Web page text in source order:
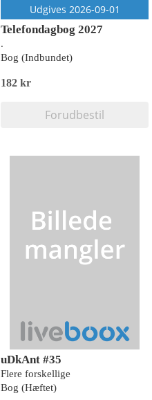
Udgives 2026-09-01
Telefondagbog 2027
.
Bog (Indbundet)
182 kr
Forudbestil
uDkAnt #35
Flere forskellige
Bog (Hæftet)